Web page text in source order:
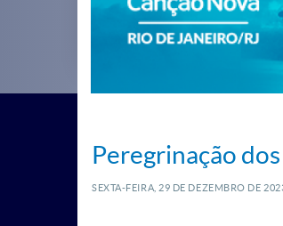
Peregrinação
SEXTA-FEIRA, 29 DE DEZEMBRO DE